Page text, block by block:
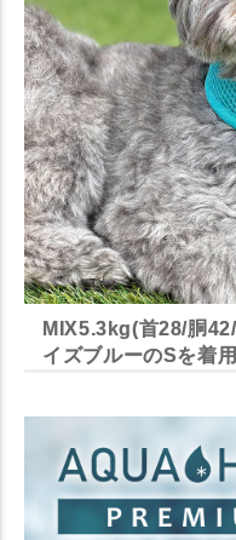
MIX5.3kg(首28/胴
イズブルーのSを着用